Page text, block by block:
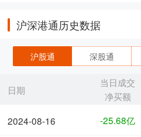
沪深港通历史数据
沪股通 深股通
日期
2024-08-16
当日成交
净买额
-25.68亿